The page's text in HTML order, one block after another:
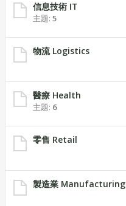
信息技術 IT
主題: 5
物流 Logistics
醫療 Health
主題: 6
零售 Retail
製造業 Manufacturing